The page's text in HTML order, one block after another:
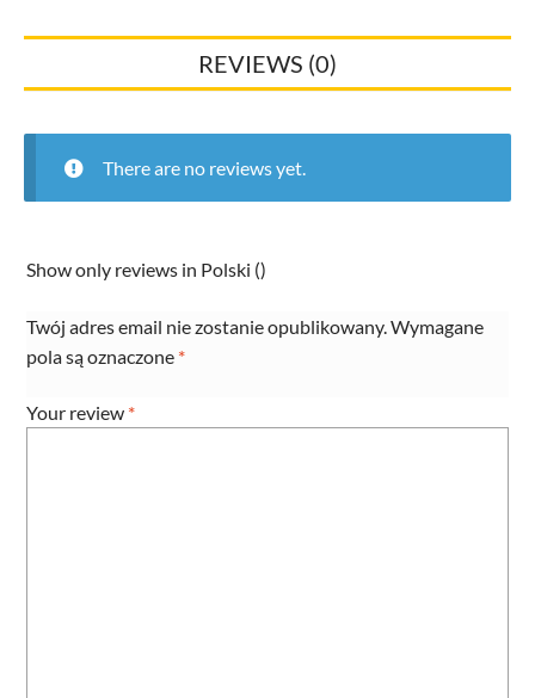
REVIEWS (0)
There are no reviews yet.
Show only reviews in Polski ()
Twój adres email nie zostanie opublikowany. Wymagane
pola są oznaczone *
Your review *